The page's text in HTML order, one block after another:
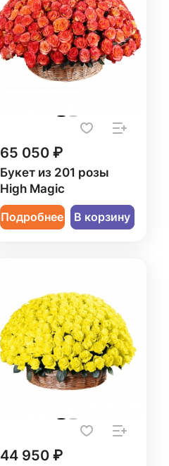
65 050 ₽
Букет из 201 розы
High Magic
Подробнее В корзину
44 950 ₽